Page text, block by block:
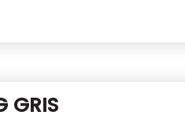
GRIS